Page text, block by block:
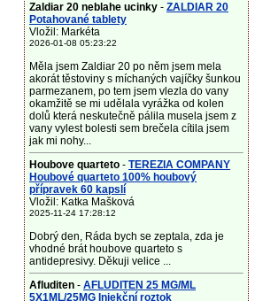
Zaldiar 20 neblahe ucinky - ZALDIAR 20
Potahované tablety
Vložil: Markéta
2026-01-08 05:23:22
Měla jsem Zaldiar 20 po něm jsem mela
akorát těstoviny s míchaných vajíčky šunkou
parmezanem, po tem jsem vlezla do vany
okamžitě se mi udělala vyrážka od kolen
dolů která neskutečně pálila musela jsem z
vany vylest bolesti sem brečela cítila jsem
jak mi nohy...
Houbove quarteto - TEREZIA COMPANY
Houbové quarteto 100% houbový
přípravek 60 kapslí
Vložil: Katka Mašková
2025-11-24 17:28:12
Dobrý den, Ráda bych se zeptala, zda je
vhodné brát houbove quarteto s
antidepresivy. Děkuji velice ...
Afluditen - AFLUDITEN 25 MG/ML
5X1ML/25MG Injekční roztok